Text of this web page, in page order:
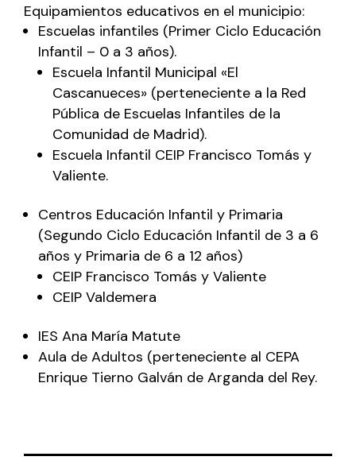
Equipamientos educativos en el municipio:
Escuelas infantiles (Primer Ciclo Educación
Infantil – 0 a 3 años).
Escuela Infantil Municipal «El
Cascanueces» (perteneciente a la Red
Pública de Escuelas Infantiles de la
Comunidad de Madrid).
Escuela Infantil CEIP Francisco Tomás y
Valiente.
Centros Educación Infantil y Primaria
(Segundo Ciclo Educación Infantil de 3 a 6
años y Primaria de 6 a 12 años)
CEIP Francisco Tomás y Valiente
CEIP Valdemera
IES Ana María Matute
Aula de Adultos (perteneciente al CEPA
Enrique Tierno Galván de Arganda del Rey.